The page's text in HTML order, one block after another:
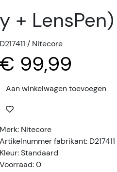
+ LensPen)
D217411 / Nitecore
€ 99,99
Aan winkelwagen toevoegen
Merk: Nitecore
Artikelnummer fabrikant: D217411
Kleur: Standaard
Voorraad: 0